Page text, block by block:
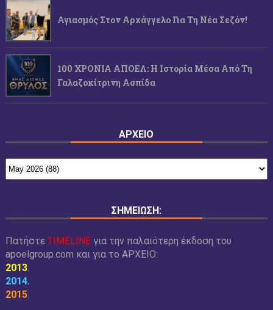
Αγιασμός Στον Αρχάγγελο Για Τη Νέα Σεζόν!
100 ΧΡΟΝΙΑ ΑΠΟΕΛ: Η Ιστορία Μέσα Από Τη
Γαλαζοκίτρινη Ασπίδα
ΑΡΧΕΙΟ
ΣΗΜΕΙΩΣΗ:
Πατήστε TIMELINEγια την παλαιότερη έκδοση του
apoelgroup.com και για το ΑΡΧΕΙΟ:
2013.
2014.
2015.